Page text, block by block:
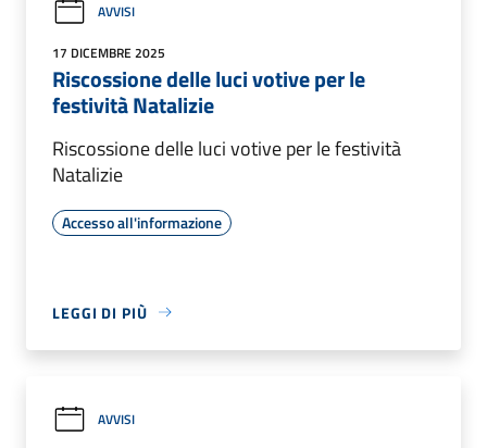
AVVISI
17 DICEMBRE 2025
Riscossione delle luci votive per le
festività Natalizie
Riscossione delle luci votive per le festività
Natalizie
Accesso all'informazione
LEGGI DI PIÙ
AVVISI